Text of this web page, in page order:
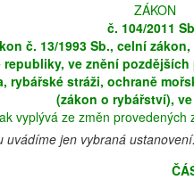
ZÁKON
č. 104/2011
č. 13/1993 Sb., celní
republiky, ve znění
rybářské stráži, ochraně
(zákon o rybářství),
vyplývá ze změn provedených
uvádíme jen vybraná ustanovení.